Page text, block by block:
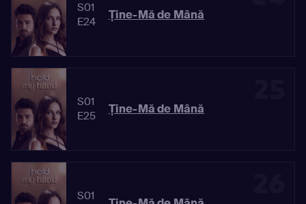
S01
E24
Ține-Mă de Mână
S01
E25
Ține-Mă de Mână
S01